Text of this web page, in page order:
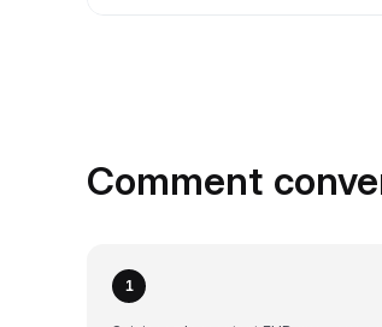
Comment
1